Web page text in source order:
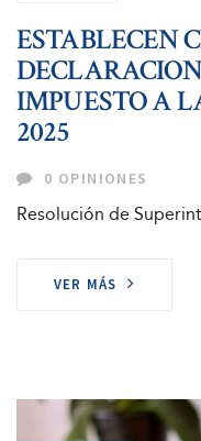
ESTABLECEN
IMPUESTO A
2025
0 OPINIONES
Resolución de
VER MÁS